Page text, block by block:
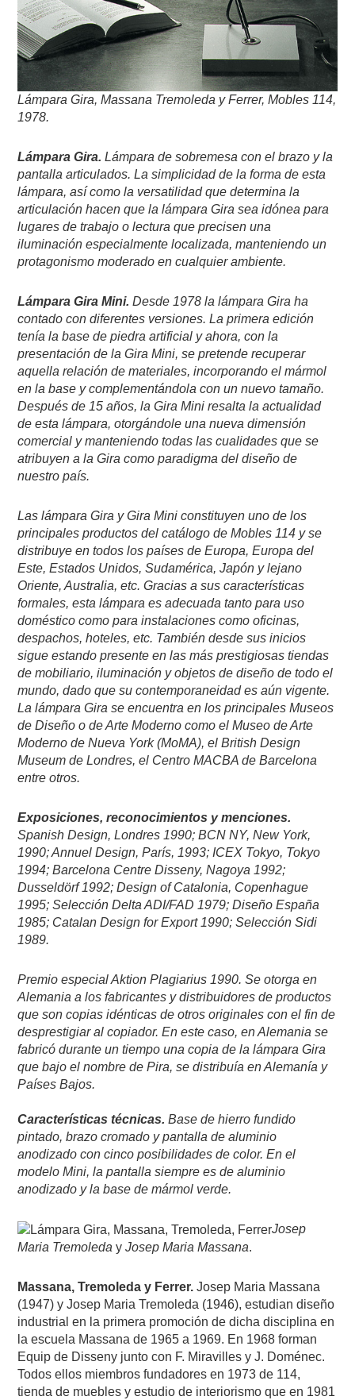
Lámpara Gira, Massana Tremoleda y Ferrer, Mobles 114,
1978.
Lámpara Gira. Lámpara de sobremesa con el brazo y la
pantalla articulados. La simplicidad de la forma de esta
lámpara, así como la versatilidad que determina la
articulación hacen que la lámpara Gira sea idónea para
lugares de trabajo o lectura que precisen una
iluminación especialmente localizada, manteniendo un
protagonismo moderado en cualquier ambiente.
Lámpara Gira Mini.Desde 1978 la lámpara Gira ha
contado con diferentes versiones. La primera edición
tenía la base de piedra artificial y ahora, con la
presentación de la Gira Mini, se pretende recuperar
aquella relación de materiales, incorporando el mármol
en la base y complementándola con un nuevo tamaño.
Después de 15 años, la Gira Mini resalta la actualidad
de esta lámpara, otorgándole una nueva dimensión
comercial y manteniendo todas las cualidades que se
atribuyen a la Gira como paradigma del diseño de
nuestro país.
Las lámpara Gira y Gira Mini constituyen uno de los
principales productos del catálogo de Mobles 114 y se
distribuye en todos los países de Europa, Europa del
Este, Estados Unidos, Sudamérica, Japón y lejano
Oriente, Australia, etc. Gracias a sus características
formales, esta lámpara es adecuada tanto para uso
doméstico como para instalaciones como oficinas,
despachos, hoteles, etc. También desde sus inicios
sigue estando presente en las más prestigiosas tiendas
de mobiliario, iluminación y objetos de diseño de todo el
mundo, dado que su contemporaneidad es aún vigente.
La lámpara Gira se encuentra en los principales Museos
de Diseño o de Arte Moderno como el Museo de Arte
Moderno de Nueva York (MoMA), el British Design
Museum de Londres, el Centro MACBA de Barcelona
entre otros.
Exposiciones, reconocimientos y menciones.
Spanish Design, Londres 1990; BCN NY, New York,
1990; Annuel Design, París, 1993; ICEX Tokyo, Tokyo
1994; Barcelona Centre Disseny, Nagoya 1992;
Dusseldörf 1992; Design of Catalonia, Copenhague
1995; Selección Delta ADI/FAD 1979; Diseño España
1985; Catalan Design for Export 1990; Selección Sidi
1989.
Premio especial Aktion Plagiarius 1990. Se otorga en
Alemania a los fabricantes y distribuidores de productos
que son copias idénticas de otros originales con el fin de
desprestigiar al copiador. En este caso, en Alemania se
fabricó durante un tiempo una copia de la lámpara Gira
que bajo el nombre de Pira, se distribuía en Alemanía y
Países Bajos.
Características técnicas. Base de hierro fundido
pintado, brazo cromado y pantalla de aluminio
anodizado con cinco posibilidades de color. En el
modelo Mini, la pantalla siempre es de aluminio
anodizado y la base de mármol verde.
Josep
Maria Tremoleda yJosep Maria Massana.
Massana, Tremoleda y Ferrer.Josep Maria Massana
(1947) y Josep Maria Tremoleda (1946), estudian diseño
industrial en la primera promoción de dicha disciplina en
la escuela Massana de 1965 a 1969. En 1968 forman
Equip de Disseny junto con F. Miravilles y J. Doménec.
Todos ellos miembros fundadores en 1973 de 114,
tienda de muebles y estudio de interiorismo que en 1981